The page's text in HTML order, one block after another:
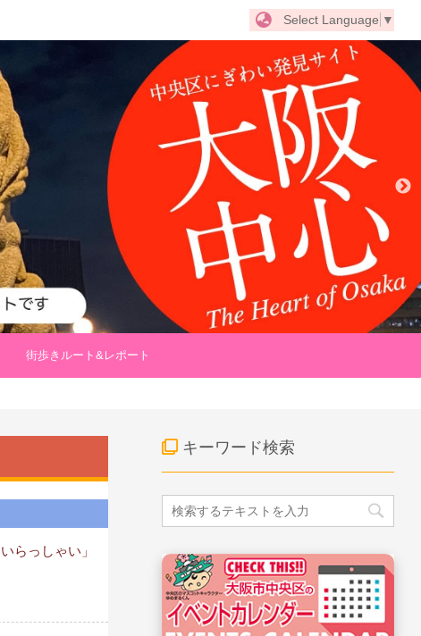
Select Language ▼
街歩きルート&レポート
らっしゃい」
キーワード検索